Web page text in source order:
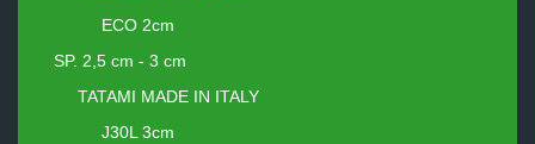
ECO 2cm
SP. 2,5 cm - 3 cm
TATAMI MADE IN ITALY
J30L 3cm